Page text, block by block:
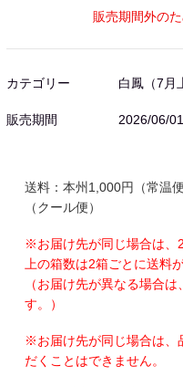
販売期間外の
カテゴリー 白鳳（7月
販売期間 2026/06/
送料：本州 1,000円（常温
（クール便）
※お届け先が同じ場合は、
上の箱数は2箱ごとに送料
（お届け先が異なる場合
す。）
※お届け先が同じ場合は、
だくことはできません。